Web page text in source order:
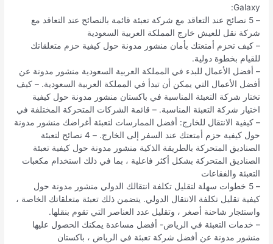
Galaxy:
– 5 نصائح عند التعاقد مع شركة تعبئة قائمة بالنصائح عند التعاقد مع
شركة نقل للعيش خارج المملكة العربية السعودية
– كيف تحزم أمتعتك بأمان منشور مدونة حول كيفية حزم متعلقاتك
للقيام بخطوة دولية.
– أفضل الأعمال للبدء في المملكة العربية السعودية منشور مدونة عن
أفضل الأعمال التي يمكن أن تبدأ في المملكة العربية السعودية. – كيف
تختار شركة التعبئة المناسبة في باكستان منشور مدونة حول كيفية
اختيار شركة التعبئة المناسبة. – قائمة الشركات المتحركة المختلفة في
– كيفية الانتقال للخارج: أفضل الممارسات لتعبئة أغراضك منشور مدونة
حول كيفية حزم أمتعتك عند السفر إلى الخارج. – 4 نصائح لتعبئة
الصناديق المتحركة بالطريقة الذكية منشور مدونة حول كيفية تعبئة
الصناديق المتحركة بشكل أكثر فاعلية ، بما في ذلك استخدام مكعبات
التعبئة والفقاعات
– 5 خطوات سهلة لتقليل تكلفة انتقالك الدولي منشور مدونة حول
كيفية تقليل تكلفة الانتقال الدولي. يتضمن ذلك تعبئة متعلقاتك الخاصة ،
واستئجار شاحنة أصغر ، وتقليل عدد العناصر التي تقوم بنقلها.
– خدمات التعبئة في الرياض- أفضل مساعدة يمكنك الحصول عليها
منشور مدونة عن أفضل شركة تعبئة في الرياض ، باكستان